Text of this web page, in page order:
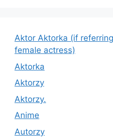
Aktor Aktorka (if
female actress)
Aktorka
Aktorzy
Aktorzy.
Anime
Autorzy